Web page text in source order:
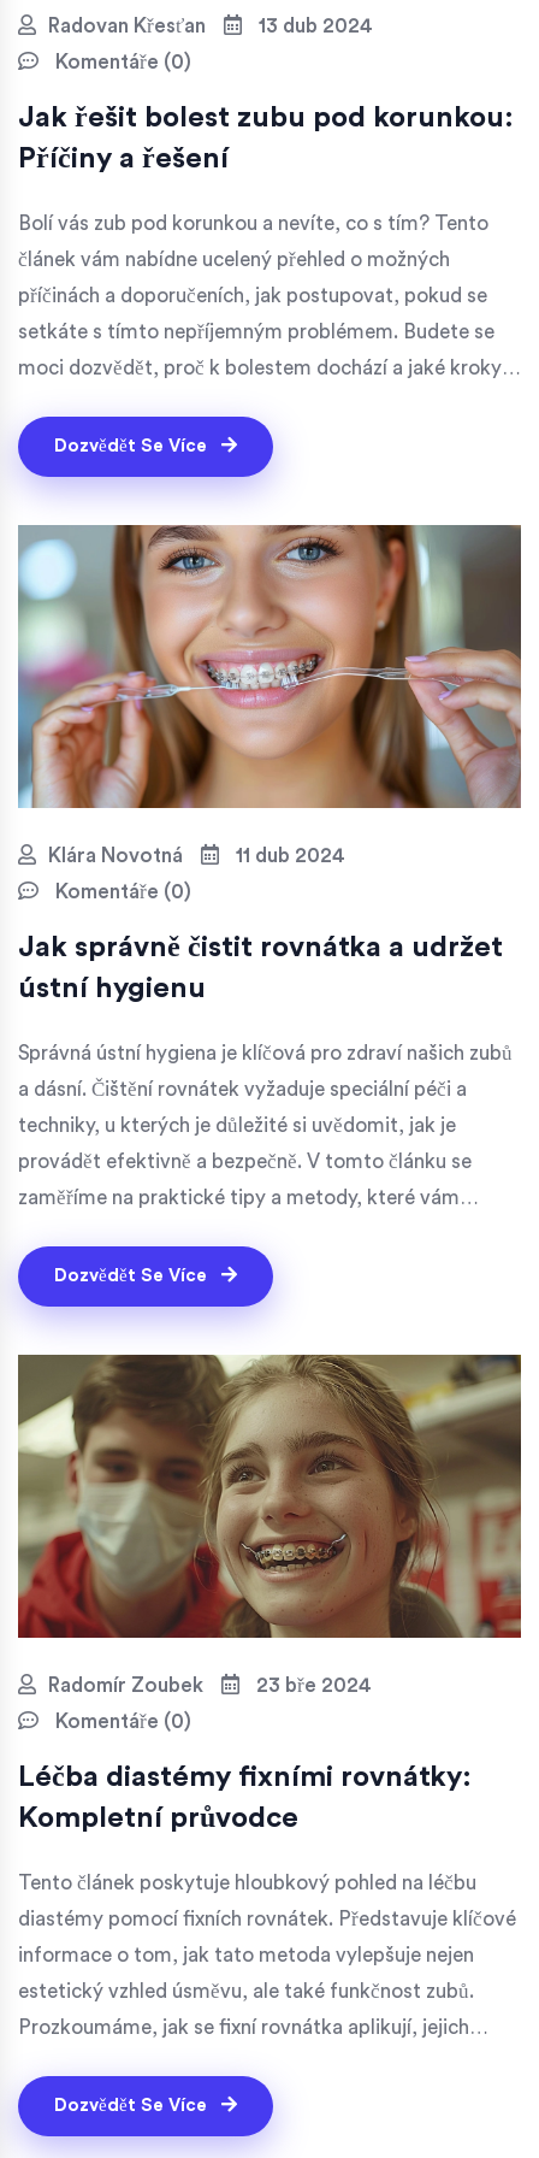
Radovan Křesťan
13 dub 2024
Komentáře (0)
Jak řešit bolest zubu pod korunkou:
Příčiny a řešení
Bolí vás zub pod korunkou a nevíte, co s tím? Tento
článek vám nabídne ucelený přehled o možných
příčinách a doporučeních, jak postupovat, pokud se
setkáte s tímto nepříjemným problémem. Budete se
moci dozvědět, proč k bolestem dochází a jaké kroky
dalším komplikacím.
Dozvědět Se Více
Klára Novotná
11 dub 2024
Komentáře (0)
Jak správně čistit rovnátka a udržet
ústní hygienu
Správná ústní hygiena je klíčová pro zdraví našich zubů
a dásní. Čištění rovnátek vyžaduje speciální péči a
techniky, u kterých je důležité si uvědomit, jak je
provádět efektivně a bezpečně. V tomto článku se
zaměříme na praktické tipy a metody, které vám
zdravou.Dozvědět Se Více
Radomír Zoubek
23 bře 2024
Komentáře (0)
Léčba diastémy fixními rovnátky:
Kompletní průvodce
Tento článek poskytuje hloubkový pohled na léčbu
diastémy pomocí fixních rovnátek. Představuje klíčové
informace o tom, jak tato metoda vylepšuje nejen
estetický vzhled úsměvu, ale také funkčnost zubů.
Prozkoumáme, jak se fixní rovnátka aplikují, jejich
stejně jako dopad na každodenní život jedince.
Dozvědět Se Více